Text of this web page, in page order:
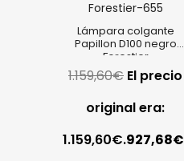
Lámpara colgante
Papillon D100 negro
Forestier
1.159,60€ El precio
original era:
1.159,60€.927,68€